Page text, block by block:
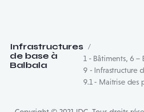
1 - Bâtiments, 6 –
9 - Infrastructure
9.1 - Maitrise des
Infrastructures
de base à
Balbala